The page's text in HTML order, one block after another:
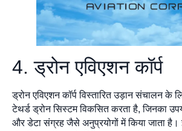
4. ड्रोन एविएशन कॉर्प
ड्रोन एविएशन कॉर्प विस्तारित उड़ान संचालन के
टेथर्ड ड्रोन सिस्टम विकसित करता है, जिनका
और डेटा संग्रह जैसे अनुप्रयोगों में किया जाता है।